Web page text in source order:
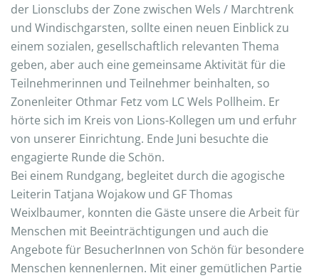
der Lionsclubs der Zone zwischen Wels / Marchtrenk
und Windischgarsten, sollte einen neuen Einblick zu
einem sozialen, gesellschaftlich relevanten Thema
geben, aber auch eine gemeinsame Aktivität für die
Teilnehmerinnen und Teilnehmer beinhalten, so
Zonenleiter Othmar Fetz vom LC Wels Pollheim. Er
hörte sich im Kreis von Lions-Kollegen um und erfuhr
von unserer Einrichtung. Ende Juni besuchte die
engagierte Runde die Schön.
Bei einem Rundgang, begleitet durch die agogische
Leiterin Tatjana Wojakow und GF Thomas
Weixlbaumer, konnten die Gäste unsere die Arbeit für
Menschen mit Beeinträchtigungen und auch die
Angebote für BesucherInnen von Schön für besondere
Menschen kennenlernen. Mit einer gemütlichen Partie